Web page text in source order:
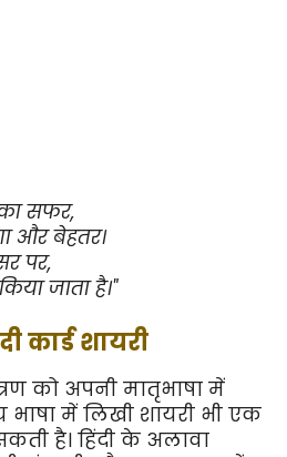
का सफर,
और बेहतर।
पर,
जाता है।"
कार्ड शायरी
को अपनी मातृभाषा में
भाषा में लिखी शायरी भी एक
है। हिंदी के अलावा